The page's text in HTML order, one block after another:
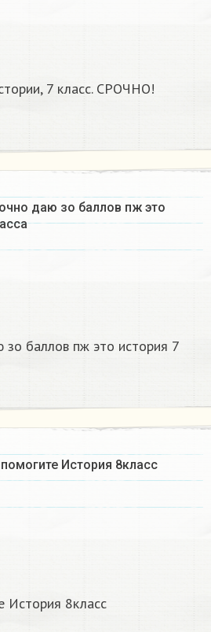
7 класс. СРОЧНО!
даю зо баллов пж это
баллов пж это история 7
История 8класс
История 8класс